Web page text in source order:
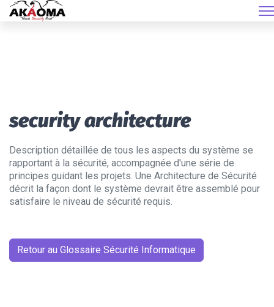
security architecture
Description détaillée de tous les aspects du système se
rapportant à la sécurité, accompagnée d'une série de
principes guidant les projets. Une Architecture de Sécurité
décrit la façon dont le système devrait être assemblé pour
satisfaire le niveau de sécurité requis.
Retour au Glossaire Sécurité Informatique